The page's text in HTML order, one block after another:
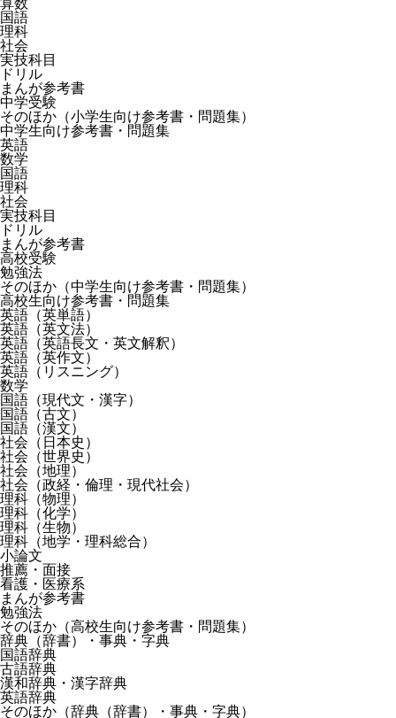
算数
国語
理科
社会
実技科目
ドリル
まんが参考書
中学受験
そのほか（小学生向け参考書・問題集）
中学生向け参考書・問題集
英語
数学
国語
理科
社会
実技科目
ドリル
まんが参考書
高校受験
勉強法
そのほか（中学生向け参考書・問題集）
高校生向け参考書・問題集
英語（英単語）
英語（英文法）
英語（英語長文・英文解釈）
英語（英作文）
英語（リスニング）
数学
国語（現代文・漢字）
国語（古文）
国語（漢文）
社会（日本史）
社会（世界史）
社会（地理）
社会（政経・倫理・現代社会）
理科（物理）
理科（化学）
理科（生物）
理科（地学・理科総合）
小論文
推薦・面接
看護・医療系
まんが参考書
勉強法
そのほか（高校生向け参考書・問題集）
辞典（辞書）・事典・字典
国語辞典
古語辞典
漢和辞典・漢字辞典
英語辞典
そのほか（辞典（辞書）・事典・字典）